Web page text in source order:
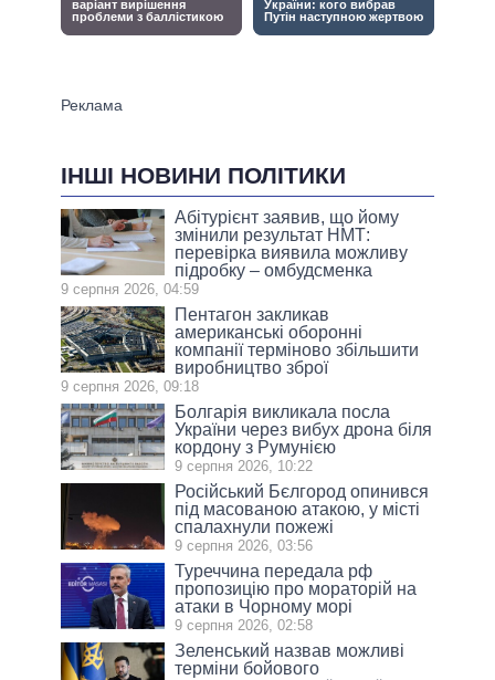
ІНШІ НОВИНИ ПОЛІТИКИ
Абітурієнт заявив, що йому
змінили результат НМТ:
перевірка виявила можливу
підробку – омбудсменка
9 серпня 2026, 04:59
Пентагон закликав
американські оборонні
компанії терміново збільшити
виробництво зброї
9 серпня 2026, 09:18
Болгарія викликала посла
України через вибух дрона біля
кордону з Румунією
9 серпня 2026, 10:22
Російський Бєлгород опинився
під масованою атакою, у місті
спалахнули пожежі
9 серпня 2026, 03:56
Туреччина передала рф
пропозицію про мораторій на
атаки в Чорному морі
9 серпня 2026, 02:58
Зеленський назвав можливі
терміни бойового